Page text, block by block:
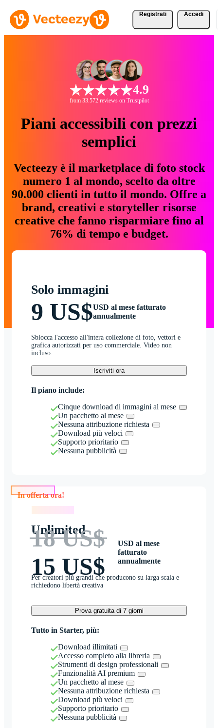
Registrati Accedi
4.9
from 33.572 reviews on Trustpilot
Piani accessibili con prezzi
semplici
Vecteezy è il marketplace di foto stock
numero 1 al mondo, scelto da oltre
90.000 clienti in tutto il mondo. Offre a
brand, creativi e storyteller risorse
creative che fanno risparmiare fino al
76% di tempo e budget.
Solo immagini
9 US$USD al mese fatturato
annualmente
Sblocca l'accesso all'intera collezione di foto, vettori e
grafica autorizzati per uso commerciale. Video non
incluso.
Iscriviti ora
Il piano include:
Cinque download di immagini al mese
Un pacchetto al mese
Nessuna attribuzione richiesta
Download più veloci
Supporto prioritario
Nessuna pubblicità
Unlimited
18 US$
15 US$
USD al mese
fatturato
annualmente
Per creatori più grandi che producono su larga scala e
richiedono libertà creativa
Prova gratuita di 7 giorni
Tutto in Starter, più:
Download illimitati
Accesso completo alla libreria
Strumenti di design professionali
Funzionalità AI premium
Un pacchetto al mese
Nessuna attribuzione richiesta
Download più veloci
Supporto prioritario
Nessuna pubblicità